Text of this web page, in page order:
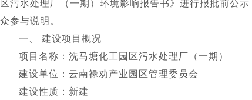
区污水处理厂（一期）环境影响报告书》进行报批前公
众参与说明。
一、 建设项目概况
项目名称：洗马塘化工园区污水处理厂（一期）
建设单位：云南禄劝产业园区管理委员会
建设性质：新建